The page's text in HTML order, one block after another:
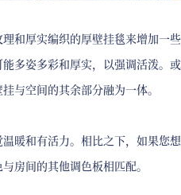
和厚实编织的厚壁挂毯来增加一些
多姿多彩和厚实，以强调活泼。或
与空间的其余部分融为一体。
暖和有活力。相比之下，如果您想
房间的其他调色板相匹配。